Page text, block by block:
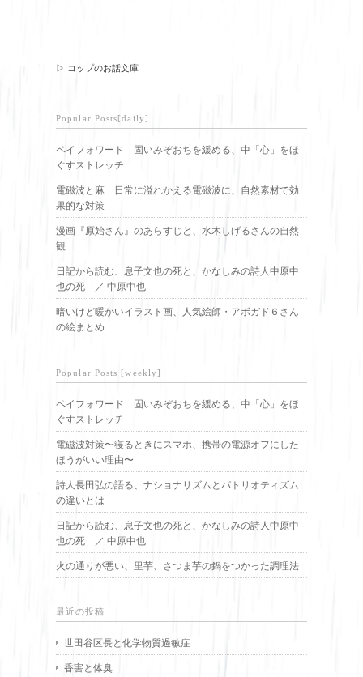
▷ コップのお話文庫
Popular Posts[daily]
ペイフォワード 固いみぞおちを緩める、中「心」をほ
ぐすストレッチ
電磁波と麻 日常に溢れかえる電磁波に、自然素材で効
果的な対策
漫画『原始さん』のあらすじと、水木しげるさんの自然
観
日記から読む、息子文也の死と、かなしみの詩人中原中
也の死 ／ 中原中也
暗いけど暖かいイラスト画、人気絵師・アボガド６さん
の絵まとめ
Popular Posts [weekly]
ペイフォワード 固いみぞおちを緩める、中「心」をほ
ぐすストレッチ
電磁波対策〜寝るときにスマホ、携帯の電源オフにした
ほうがいい理由〜
詩人長田弘の語る、ナショナリズムとパトリオティズム
の違いとは
日記から読む、息子文也の死と、かなしみの詩人中原中
也の死 ／ 中原中也
火の通りが悪い、里芋、さつま芋の鍋をつかった調理法
最近の投稿
世田谷区長と化学物質過敏症
香害と体臭